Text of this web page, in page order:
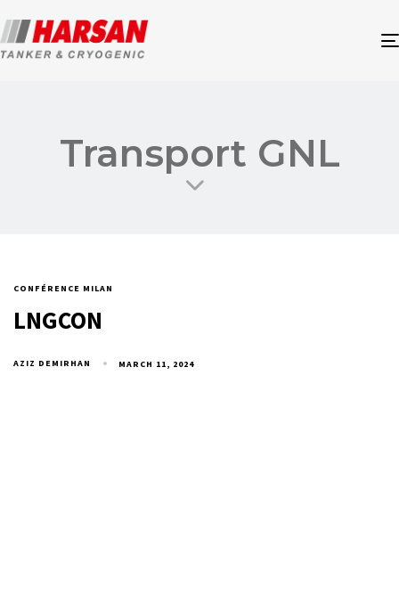
Transport GNL
CONFÉRENCE MILAN
LNGCON
AZIZ DEMIRHAN MARCH 11, 2024